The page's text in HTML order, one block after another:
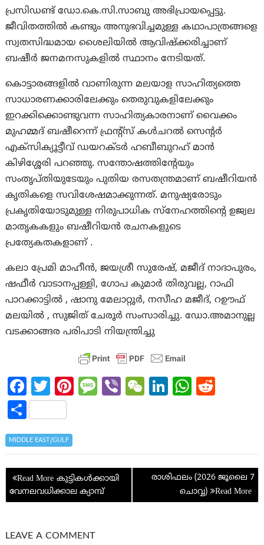
പ്രസിഡണ്ട് ഡോ.കെ.സി.സാബു അഭിപ്രായപ്പെട്ടു.
ജീവിതത്തില്‍ കണ്ടും അനുഭവിച്ചമുള്ള കഥാപാത്രങ്ങളെ
സ്വതസിദ്ധമായ ശൈലിയില്‍ ആവിഷ്‌ക്കരിച്ചാണ്
ബഷീര്‍ ജനമനസുകളില്‍ സ്ഥാനം നേടിയത്.
കൊട്ടാരങ്ങളില്‍ വാണിരുന്ന മലയാള സാഹിത്യത്തെ
സാധാരണക്കാരിലേക്കും തെരുവുകളിലേക്കും
ഇറക്കിക്കൊണ്ടുവന്ന സാഹിത്യകാരനാണ് വൈക്കം
മുഹമ്മദ് ബഷീറെന്ന് ഫ്രന്റ്‌സ് കള്‍ചറല്‍ സെന്റര്‍
എക്‌സിക്യൂട്ടീവ് ഡയറക്ടര്‍ ഹബീബുറഹ് മാന്‍
കിഴിശ്ശേരി പറഞ്ഞു. സന്തോഷത്തിന്റേയും
സംതൃപ്തിയുടേയും പുതിയ രസതന്ത്രമാണ് ബഷീറിയന്‍
കൃതികളെ സവിശേഷമാക്കുന്നത്. മനുഷ്യരോടും
പ്രകൃതിയോടുമുള്ള നിരുപാധിക സ്‌നേഹത്തിന്റെ ഉജ്വല
മാതൃകകളും ബഷീറിയന്‍ രചനകളുടെ
പ്രത്യേകതകളാണ് .
കലാ പ്രേമി മാഹീന്‍, ജയശ്രീ സുരേഷ്, മജീദ് നാദാപുരം,
ഷഫീര്‍ വാടാനപ്പള്ളി, ഗോപ കുമാര്‍ തിരുവല്ല, റാഫി
പാറക്കാട്ടില്‍ , ഷാനു മേലാറ്റൂര്‍, നസീഹ മജീദ്, റഊഫ്
മലയില്‍ , സുജിത് ചേരൂര്‍ സംസാരിച്ചു. ഡോ.അമാനുല്ല
വടക്കാങ്ങര പരിപാടി നിയന്ത്രിച്ചു
Fa
ce
b
o
o
k
T
w
itt
er
Pi
t
M
e
Vi W
at
Li
n
W
A
p
p
t
S
h
ar
e
MIDDLE EAST/GULF
Post
navigation
കുട്ടികൾക്കായി
വേനലവധിക്കാല ക്യാമ്പ്
രാശിഫലം (2026 ജൂലൈ 7
ചൊവ്വ)
LEAVE A COMMENT